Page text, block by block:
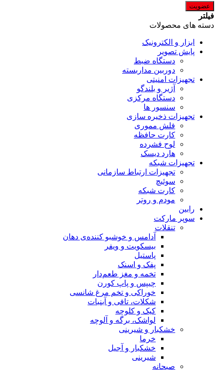
فیلتر
دسته های محصولات
ابزار و الکترونیک
پایش تصویر
دستگاه ضبط
دوربین مداربسته
تجهیزات امنیتی
آژیر و بلندگو
دستگاه مرکزی
سنسور ها
تجهیزات ذخیره سازی
فلش مموری
کارت حافظه
لوح فشرده
هارد دیسک
تجهیزات شبکه
تجهیزات ارتباط سازمانی
سوئیچ
کارت شبکه
مودم و روتر
رابین
سوپر مارکت
تنقلات
آدامس و خوشبو کننده‌ی دهان
بیسکویت و ویفر
پاستیل
پفک و اسنک
تخمه و مغز طعم‌دار
چیپس و پاپ کورن
خوراکی و تخم مرغ شانسی
شکلات، تافی و آبنبات
کیک و کلوچه
لواشک، برگه و آلوچه
خشکبار و شیرینی
خرما
خشکبار و آجیل
شیرینی
صبحانه